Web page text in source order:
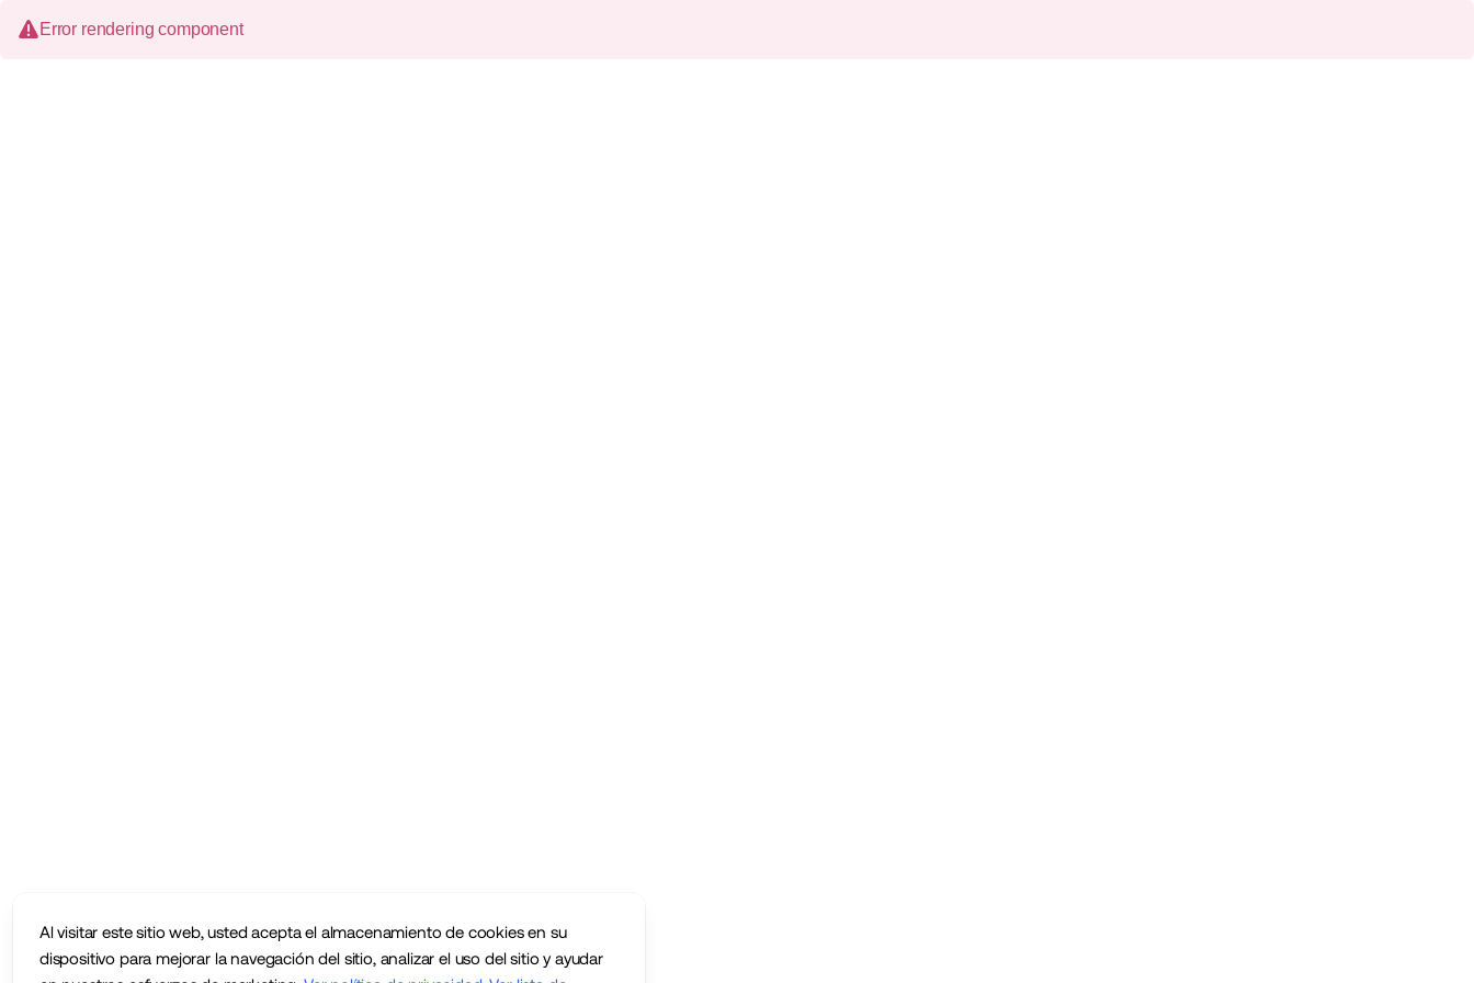
Al visitar este sitio web, usted acepta el almacenamiento de cookies en su
dispositivo para mejorar la navegación del sitio, analizar el uso del sitio y ayudar
Error rendering component